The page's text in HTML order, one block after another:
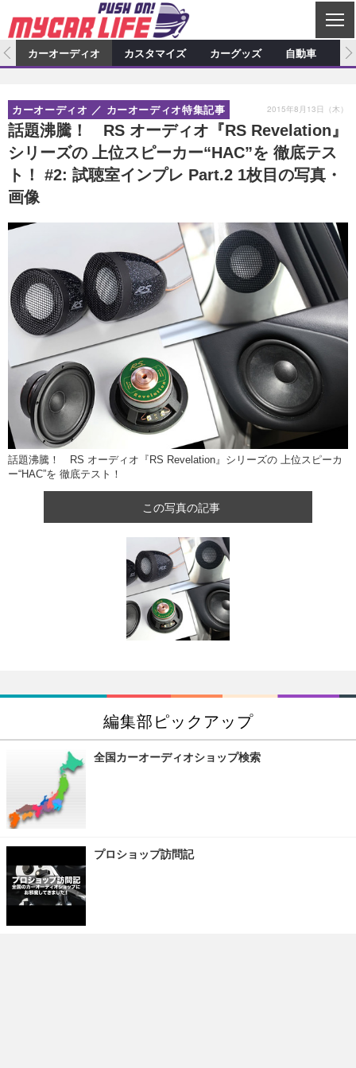
C
L
S
E
カーオーディオ
プロショップ検索 ショップ訪問記
カーオーディオニュース デモカー製作記
その他
カスタマイズ特集記事 カスタマイズ新製品情報
カスタマイズニュース
カーグッズ
カーグッズ特集記事 カーグッズ新製品情報
カーグッズニュース
自動車
スクープ
アクセスランキング
カーオーディオ カスタマイズ カーグッズ 自動車
話題沸騰！ RS オーディオ『RS Revelation』
シリーズの 上位スピーカー“HAC”を 徹底テス
ト！ #2: 試聴室インプレ Part.2 1枚目の写真・
画像
カーオーディオ カーオーディオ特集記事 2015年8月13日（木）
話題沸騰！ RS オーディオ『RS Revelation』シリーズの 上位スピーカ
ー“HAC”を 徹底テスト！
この写真の記事
編集部ピックアップ
全国カーオーディオショップ検索
プロショップ訪問記